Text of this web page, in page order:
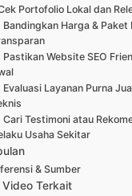
Portofolio Lokal dan
Bandingkan Harga & Paket
Pastikan Website SEO
Evaluasi Layanan Purna
Cari Testimoni atau
Usaha Sekitar
& Sumber
Video Terkait